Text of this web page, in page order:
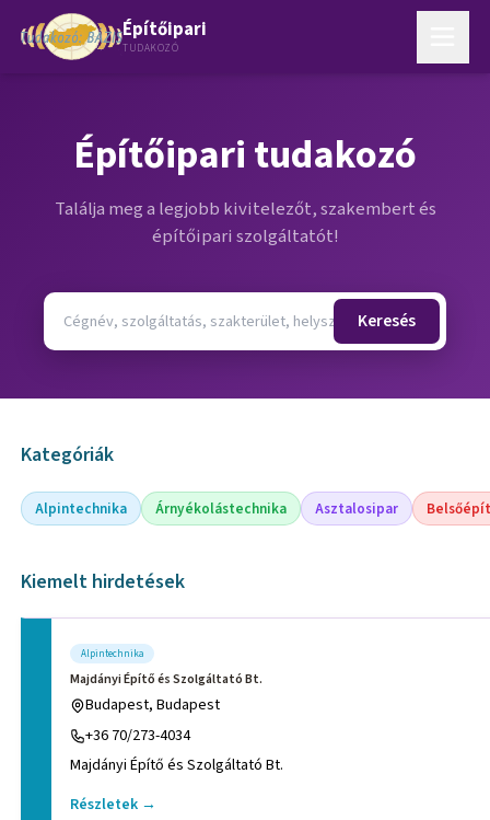
Építőipari
TUDAKOZÓ
Építőipari tudakozó
Találja meg a legjobb kivitelezőt, szakembert és
építőipari szolgáltatót!
Keresés
Kategóriák
Alpintechnika Árnyékolástechnika Asztalosipar
Kiemelt hirdetések
Alpintechnika
Majdányi Építő és Szolgáltató Bt.
Budapest, Budapest
+36 70/273-4034
Majdányi Építő és Szolgáltató Bt.
Részletek →